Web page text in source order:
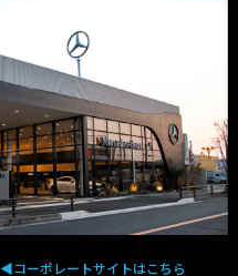
◀︎コーポレートサイトはこちら